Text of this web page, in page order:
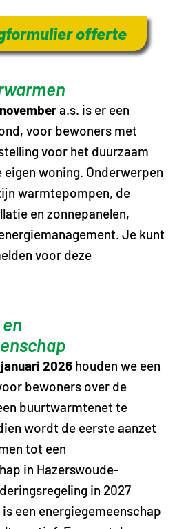
offerte
a.s. is er een
voor bewoners met
voor het duurzaam
woning. Onderwerpen
warmtepompen, de
en zonnepanelen,
Je kunt
voor deze
2026 houden we een
bewoners over de
buurtwarmtenet te
wordt de eerste aanzet
tot een
in Hazerswoude-
in 2027
een energiegemeenschap